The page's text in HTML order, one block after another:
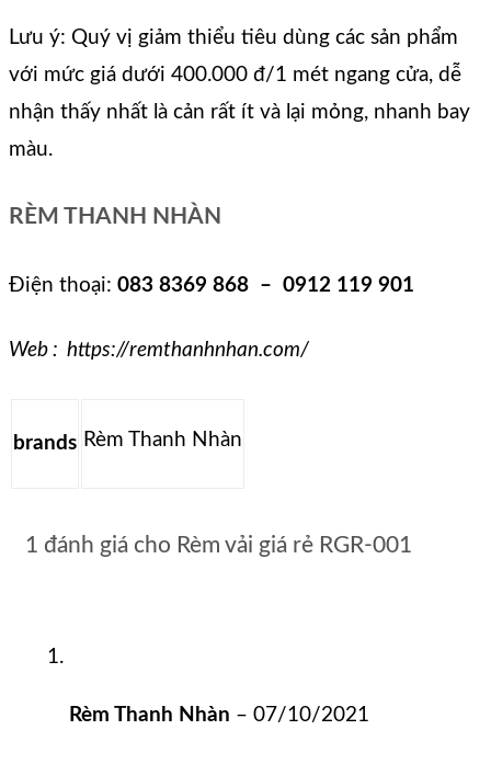
Lưu ý: Quý vị giảm thiểu tiêu dùng các sản phẩm
với mức giá dưới 400.000 đ/1 mét ngang cửa, dễ
nhận thấy nhất là cản rất ít và lại mỏng, nhanh bay
màu.
RÈM THANH NHÀN
Điện thoại: 083 8369 868 – 0912 119 901
Web : https://remthanhnhan.com/
brands Rèm Thanh Nhàn
1 đánh giá cho Rèm vải giá rẻ RGR-001
Rèm Thanh Nhàn – 07/10/2021